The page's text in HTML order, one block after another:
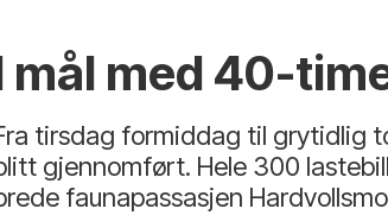
mål med 40-
tirsdag formiddag til grytidlig
gjennomført. Hele 300
faunapassasjen